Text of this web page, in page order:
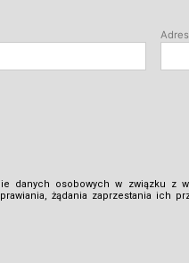
osobowych w związku z
żądania zaprzestania ich